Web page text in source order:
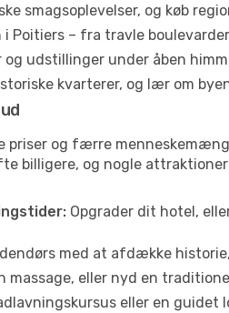
smagsoplevelser, og køb
i Poitiers – fra travle
og udstillinger under åben
kvarterer, og lær om
priser og færre
billigere, og nogle
Opgrader dit hotel,
med at afdække
massage, eller nyd en
eller en